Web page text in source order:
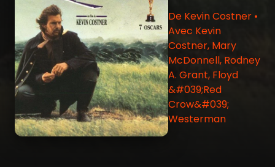
De Kevin Costner •
Avec Kevin
Costner, Mary
McDonnell, Rodney
A. Grant, Floyd
&#039;Red
Crow&#039;
Westerman